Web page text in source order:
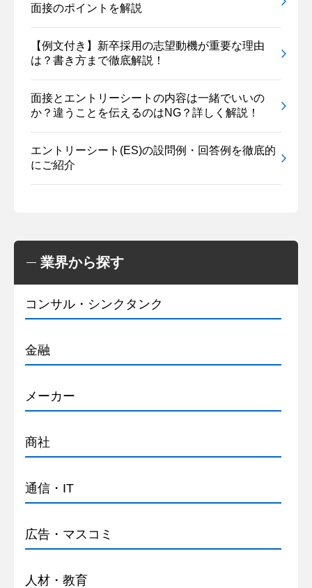
面接のポイントを解説
【例文付き】新卒採用の志望動機が重要な理由
は？書き方まで徹底解説！
面接とエントリーシートの内容は一緒でいいの
か？違うことを伝えるのはNG？詳しく解説！
エントリーシート(ES)の設問例・回答例を徹底的
にご紹介
業界から探す
コンサル・シンクタンク
金融
メーカー
商社
通信・IT
広告・マスコミ
人材・教育